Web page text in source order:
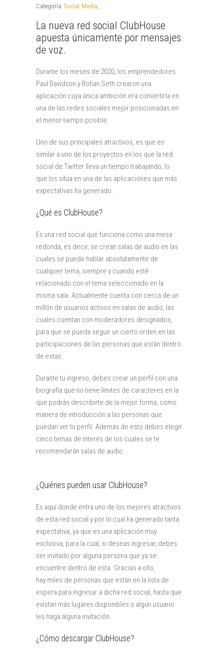
Categoría Social Media ,
La nueva red social ClubHouse
apuesta únicamente por mensajes
de voz.
Durante los meses de 2020, los emprendedores
Paul Davidson y Rohan Seth crearon una
aplicación cuya única ambición era convertirla en
una de las redes sociales mejor posicionadas en
el menor tiempo posible.
Uno de sus principales atractivos, es que es
similar a uno de los proyectos en los que la red
social de Twitter lleva un tiempo trabajando, lo
que los sitúa en una de las aplicaciones que más
expectativas ha generado.
¿Qué es ClubHouse?
Es una red social que funciona como una mesa
redonda, es decir, se crean salas de audio en las
cuales se puede hablar absolutamente de
cualquier tema, siempre y cuando esté
relacionado con el tema seleccionado en la
misma sala. Actualmente cuenta con cerca de un
millón de usuarios activos en salas de audio, las
cuales cuentan con moderadores designados,
para que se pueda seguir un cierto orden en las
participaciones de las personas que están dentro
de estas.
Durante tu ingreso, debes crear un perfil con una
biografía que no tiene límites de caracteres en la
que podrás describirte de la mejor forma, como
manera de introducción a las personas que
puedan ver tu perfil. Además de esto debes elegir
cinco temas de interés de los cuales se te
recomendarán salas de audio.
¿Quiénes pueden usar ClubHouse?
Es aquí donde entra uno de los mejores atractivos
de esta red social y por lo cual ha generado tanta
expectativa, ya que es una aplicación muy
exclusiva, para la cual, si deseas ingresar, debes
ser invitado por alguna persona que ya se
encuentre dentro de esta. Gracias a ello,
hay miles de personas que están en la lista de
espera para ingresar a dicha red social, hasta que
existan más lugares disponibles o algún usuario
les haga alguna invitación.
¿Cómo descargar ClubHouse?